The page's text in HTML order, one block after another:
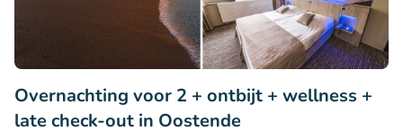
Overnachting voor 2 + ontbijt + wellness +
late check-out in Oostende